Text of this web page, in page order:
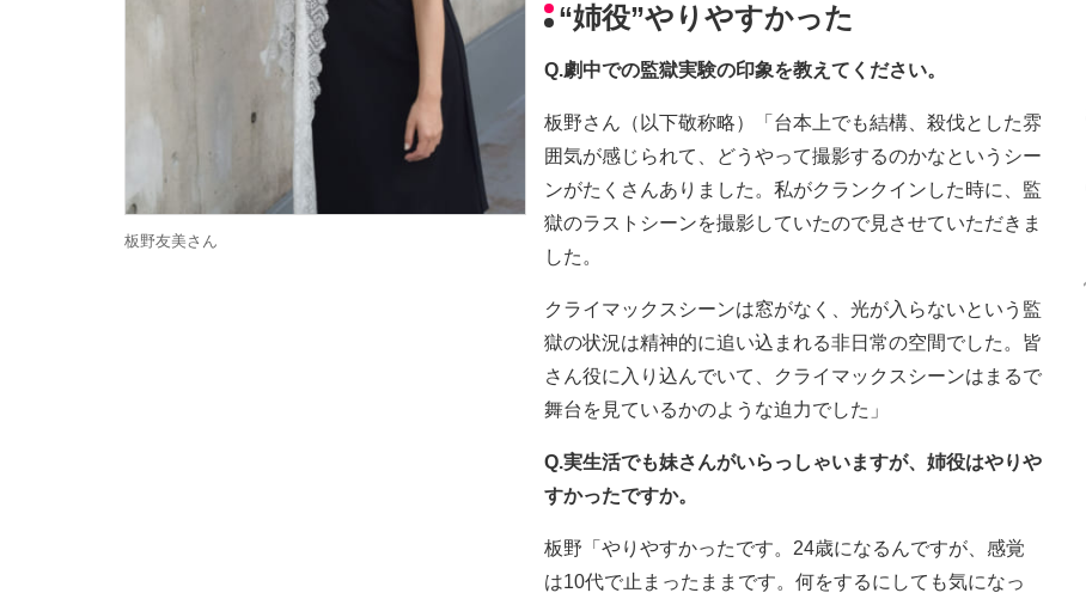
板野友美さん
“姉役”やりやすかった
Q.劇中での監獄実験の印象を教えてください。
板野さん（以下敬称略）「台本上でも結構、殺伐とした雰
囲気が感じられて、どうやって撮影するのかなというシー
ンがたくさんありました。私がクランクインした時に、監
獄のラストシーンを撮影していたので見させていただきま
した。
クライマックスシーンは窓がなく、光が入らないという監
獄の状況は精神的に追い込まれる非日常の空間でした。皆
さん役に入り込んでいて、クライマックスシーンはまるで
舞台を見ているかのような迫力でした」
Q.実生活でも妹さんがいらっしゃいますが、姉役はやりや
すかったですか。
板野「やりやすかったです。24歳になるんですが、感覚
は10代で止まったままです。何をするにしても気になっ